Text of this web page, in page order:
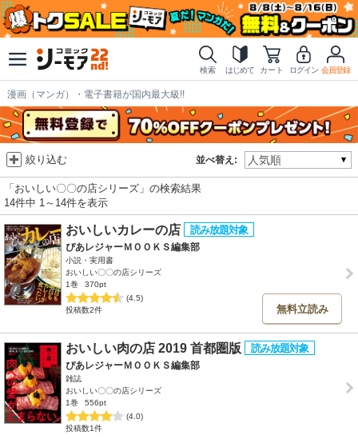
検索 はじめて カート ログイン 会員登録
漫画（マンガ）・電子書籍が国内最大級!!
並べ替え:
絞り込む
「おいしい〇〇の店シリーズ」の検索結果
14件中 1～14件を表示
おいしいカレーの店
ぴあレジャーＭＯＯＫＳ編集部
小説・実用書
おいしい〇〇の店シリーズ
1巻
370pt
(4.5)
投稿数2件
無料立読み
おいしい肉の店 2019 首都圏版
ぴあレジャーＭＯＯＫＳ編集部
雑誌
おいしい〇〇の店シリーズ
1巻
556pt
(4.0)
投稿数1件